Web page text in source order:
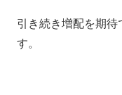
引き続き増配を期待
す。